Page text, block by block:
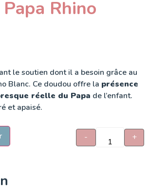
Rhino
le soutien dont il a besoin grâce au
Blanc. Ce doudou offre la présence
réelle du Papa de l’enfant.
et apaisé.
- +